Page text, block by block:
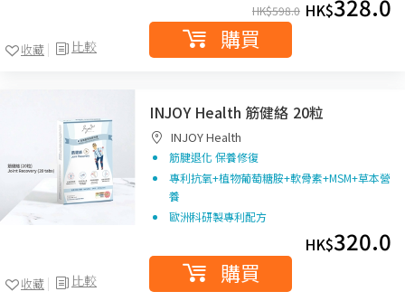
比較
收藏
HK$598.0 HK$328.0
購買
比較
收藏
INJOY Health 筋健絡 20粒
INJOY Health
筋腱退化 保養修復
專利抗氧+植物葡萄糖胺+軟骨素+MSM+草本營
養
歐洲科研製專利配方
HK$320.0
購買